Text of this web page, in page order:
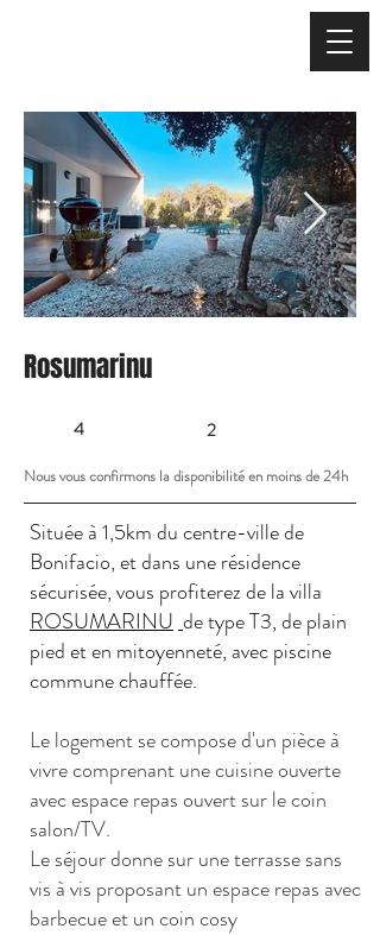
Rosumarinu
4 2
Nous vous confirmons la disponibilité en moins de 24h
Située à 1,5km du centre-ville de
Bonifacio, et dans une résidence
sécurisée, vous profiterez de la villa
ROSUMARINU de type T3, de plain
pied et en mitoyenneté, avec piscine
commune chauffée.
Le logement se compose d'un pièce à
vivre comprenant une cuisine ouverte
avec espace repas ouvert sur le coin
salon/TV.
Le séjour donne sur une terrasse sans
vis à vis proposant un espace repas avec
barbecue et un coin cosy